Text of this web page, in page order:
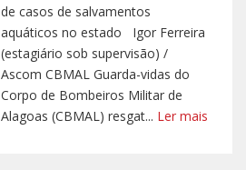
de casos de salvamentos
aquáticos no estado Igor Ferreira
(estagiário sob supervisão) /
Ascom CBMAL Guarda-vidas do
Corpo de Bombeiros Militar de
Alagoas (CBMAL) resgat... Ler mais